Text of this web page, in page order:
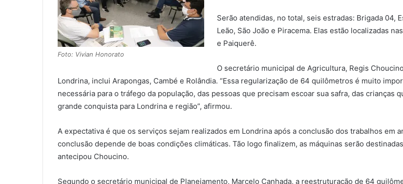
Foto: Vivian Honorato
Serão atendidas, no total, seis estradas: Brigada 04,
Leão, São João e Piracema. Elas estão localizadas
e Paiquerê.
O secretário municipal de Agricultura, Regis
Londrina, inclui Arapongas, Cambé e Rolândia. “Essa regularização de 64 quilômetros é muito
necessária para o tráfego da população, das pessoas que precisam escoar sua safra, das crianças
grande conquista para Londrina e região”, afirmou.
A expectativa é que os serviços sejam realizados em Londrina após a conclusão dos trabalhos em
conclusão depende de boas condições climáticas. Tão logo finalizem, as máquinas serão
antecipou Choucino.
Segundo o secretário municipal de Planejamento, Marcelo Canhada, a reestruturação de 64